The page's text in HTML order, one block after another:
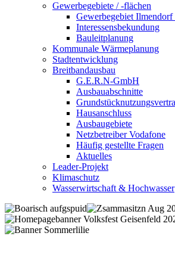
Gewerbegebiete / -flächen
Gewerbegebiet Ilmendorf
Interessensbekundung
Bauleitplanung
Kommunale Wärmeplanung
Stadtentwicklung
Breitbandausbau
G.E.R.N-GmbH
Ausbauabschnitte
Hausanschluss
Ausbaugebiete
Netzbetreiber Vodafone
Häufig gestellte Fragen
Aktuelles
Leader-Projekt
Klimaschutz
Wasserwirtschaft & Hochwasser